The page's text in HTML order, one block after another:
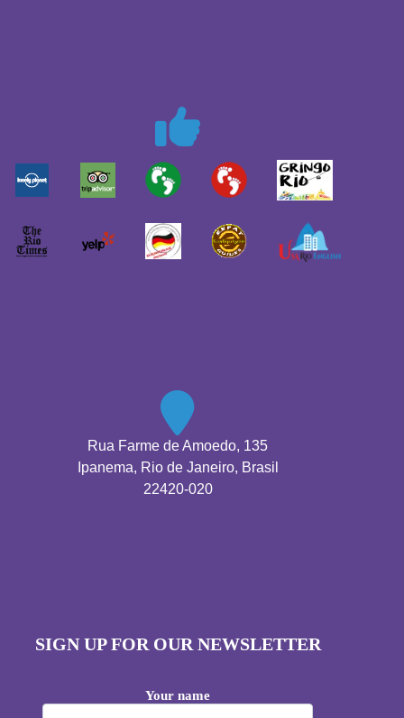
Rua Farme de Amoedo, 135
Ipanema, Rio de Janeiro, Brasil
22420-020
SIGN UP FOR OUR NEWSLETTER
Your name